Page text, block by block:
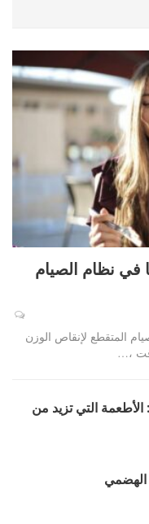
في نظام الصيام
المتقطع لإنقاص الوزن
،…
الأطعمة التي تزيد من
الهضمي